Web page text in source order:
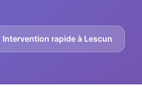
Intervention rapide à Lescun